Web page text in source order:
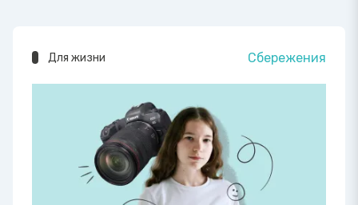
Для жизни Сбережения